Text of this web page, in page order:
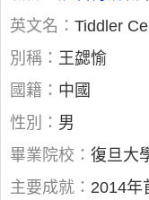
英文名： Tiddler
別稱： 王勰愉
國籍： 中國
性別： 男
畢業院校： 復旦大
主要成就： 2014年